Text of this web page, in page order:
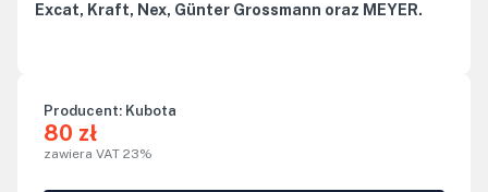
Excat, Kraft, Nex, Günter Grossmann oraz MEYER.
Producent: Kubota
80 zł
zawiera VAT 23%